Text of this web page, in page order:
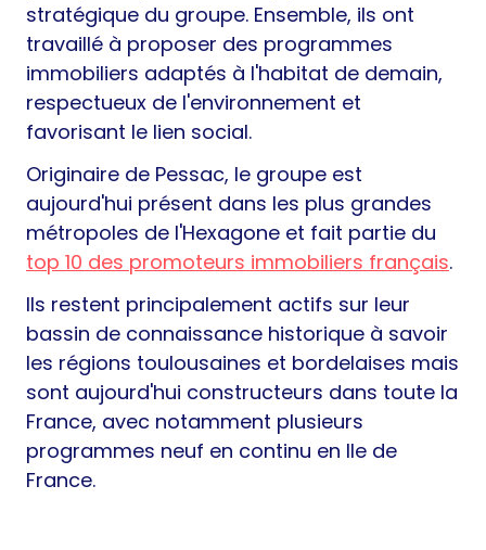
stratégique du groupe. Ensemble, ils ont
travaillé à proposer des programmes
immobiliers adaptés à l'habitat de demain,
respectueux de l'environnement et
favorisant le lien social.
Originaire de Pessac, le groupe est
aujourd'hui présent dans les plus grandes
métropoles de l'Hexagone et fait partie du
top 10 des promoteurs immobiliers français.
Ils restent principalement actifs sur leur
bassin de connaissance historique à savoir
les régions toulousaines et bordelaises mais
sont aujourd'hui constructeurs dans toute la
France, avec notamment plusieurs
programmes neuf en continu en Ile de
France.